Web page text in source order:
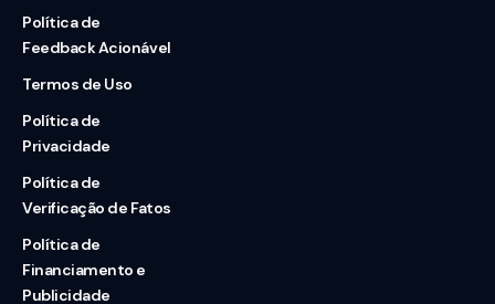
Política de
Feedback Acionável
Termos de Uso
Política de
Privacidade
Política de
Verificação de Fatos
Política de
Financiamento e
Publicidade